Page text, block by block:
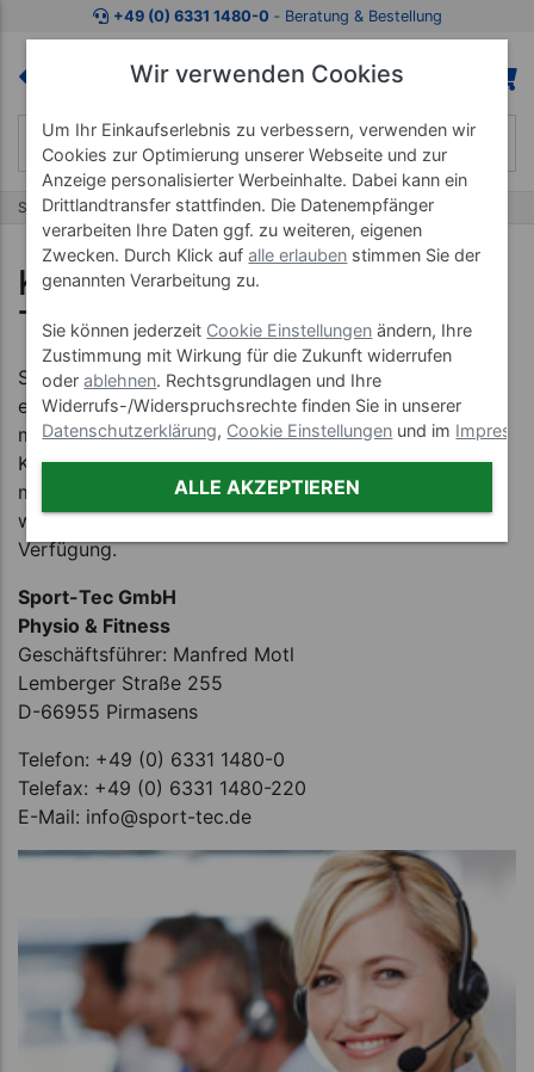
+49 (0) 6331 1480-0 ‐ Beratung & Bestellung
Startseite Kontakt zur Sport-Tec GmbH
Kontakt zum Team von Sport-
Tec
Sie haben produktspezifische Fragen, stehen vor
einem Problem oder haben Anregungen, die Sie uns
mitteilen möchten? Nutzen Sie gern unser
Kontaktformular, um das Team der Sport-Tec GmbH
mit Ihrem Anliegen zu kontaktieren. Sehr gern stehen
wir Ihnen auch via Mail, telefonisch oder per Fax zur
Verfügung.
Sport-Tec GmbH
Physio & Fitness
Geschäftsführer: Manfred Motl
Lemberger Straße 255
D-66955 Pirmasens
Telefon: +49 (0) 6331 1480-0
Telefax: +49 (0) 6331 1480-220
E-Mail: info@sport-tec.de
Wir verwenden Cookies
Um Ihr Einkaufserlebnis zu verbessern, verwenden wir
Cookies zur Optimierung unserer Webseite und zur
Anzeige personalisierter Werbeinhalte. Dabei kann ein
Drittlandtransfer stattfinden. Die Datenempfänger
verarbeiten Ihre Daten ggf. zu weiteren, eigenen
Zwecken. Durch Klick aufalle erlauben stimmen Sie der
genannten Verarbeitung zu.
Sie können jederzeit Cookie Einstellungen ändern, Ihre
Zustimmung mit Wirkung für die Zukunft widerrufen
oderablehnen. Rechtsgrundlagen und Ihre
Widerrufs-/Widerspruchsrechte finden Sie in unserer
Datenschutzerklärung, Cookie Einstellungen und im
ALLE AKZEPTIEREN